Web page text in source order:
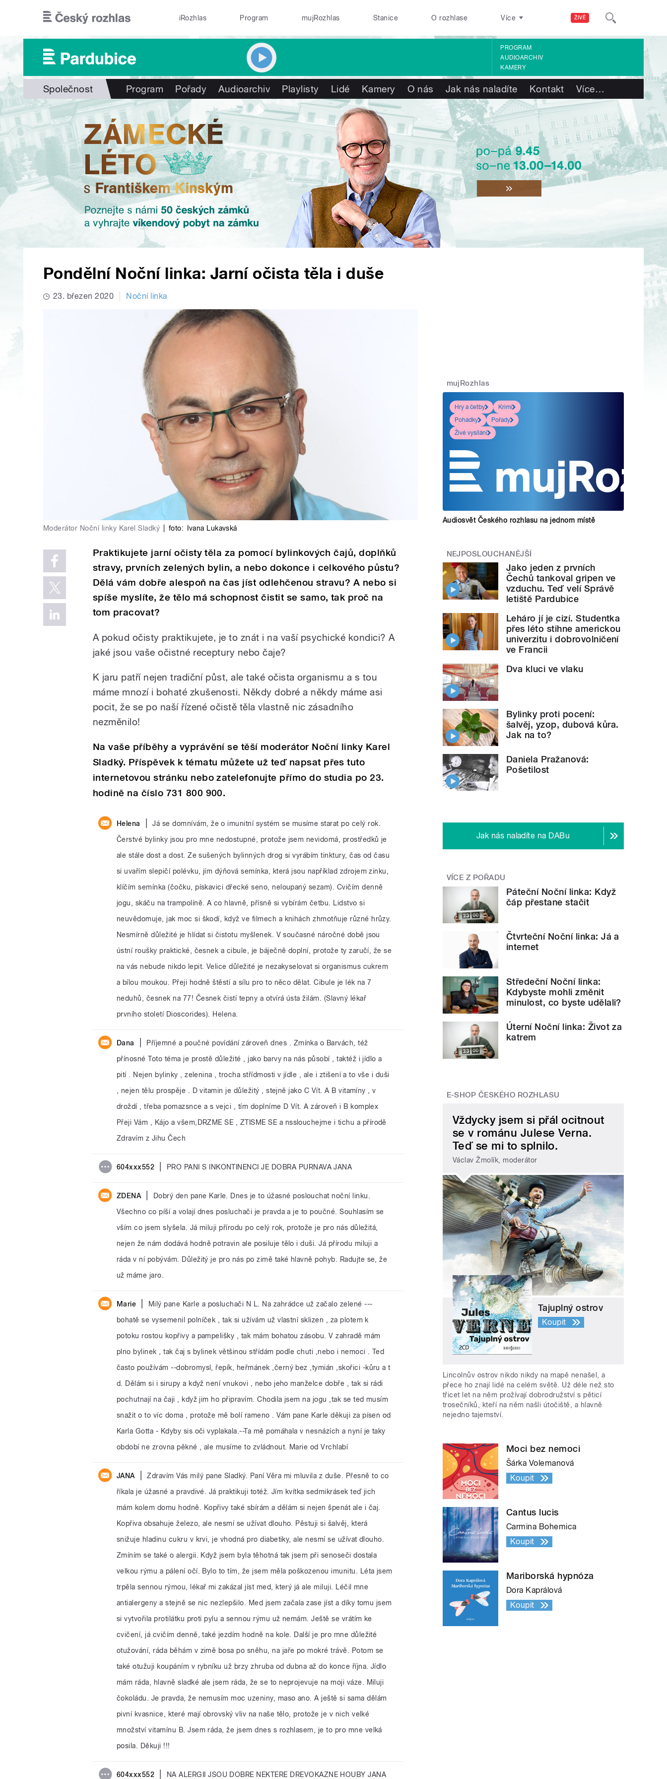
ŽIVĚ
iRozhlas Program mujRozhlas Stanice O rozhlase Více
PROGRAM
AUDIOARCHIV
KAMERY
Společnost Program Pořady Audioarchiv Playlisty Lidé Kamery O nás Jak nás naladíte Kontakt Více…
Pondělní Noční linka: Jarní očista těla i duše
23. březen 2020 Noční linka
Moderátor Noční linky Karel Sladký foto: Ivana Lukavská
Praktikujete jarní očisty těla za pomocí bylinkových čajů, doplňků
stravy, prvních zelených bylin, a nebo dokonce i celkového půstu?
Dělá vám dobře alespoň na čas jíst odlehčenou stravu? A nebo si
spíše myslíte, že tělo má schopnost čistit se samo, tak proč na
tom pracovat?
A pokud očisty praktikujete, je to znát i na vaší psychické kondici? A
jaké jsou vaše očistné receptury nebo čaje?
K jaru patří nejen tradiční půst, ale také očista organismu a s tou
máme mnozí i bohaté zkušenosti. Někdy dobré a někdy máme asi
pocit, že se po naší řízené očistě těla vlastně nic zásadního
nezměnilo!
Na vaše příběhy a vyprávění se těší moderátor Noční linky Karel
Sladký. Příspěvek k tématu můžete už teď napsat přes tuto
internetovou stránku nebo zatelefonujte přímo do studia po 23.
hodině na číslo 731 800 900.
Helena
Já se domnívám, že o imunitní systém se musíme starat po celý rok.
Čerstvé bylinky jsou pro mne nedostupné, protože jsem nevidomá, prostředků je
ale stále dost a dost. Ze sušených bylinných drog si vyrábím tinktury, čas od času
si uvařím slepičí polévku, jím dýňová semínka, která jsou například zdrojem zinku,
klíčím semínka (čočku, pískavici dřecké seno, neloupaný sezam). Cvičím denně
jogu, skáču na trampolíně. A co hlavně, přísně si vybírám četbu. Lidstvo si
neuvědomuje, jak moc si škodí, když ve filmech a knihách zhmotňuje různé hrůzy.
Nesmírně důležité je hlídat si čistotu myšlenek. V současné náročné době jsou
ústní roušky praktické, česnek a cibule, je báječně doplní, protože ty zaručí, že se
na vás nebude nikdo lepit. Velice důležité je nezakyselovat si organismus cukrem
a bílou moukou. Přeji hodně štěstí a sílu pro to něco dělat. Cibule je lék na 7
neduhů, česnek na 77! Česnek čistí tepny a otvírá ústa žilám. (Slavný lékař
prvního století Dioscorides). Helena.
Dana
Příjemné a poučné povídání zároveň dnes . Zmínka o Barvách, též
přínosné Toto téma je prostě důležité , jako barvy na nás působí , taktéž i jídlo a
pití . Nejen bylinky , zelenina , trocha střídmosti v jídle , ale i ztišení a to vše i duši
, nejen tělu prospěje . D vitamin je důležitý , stejně jako C Vít. A B vitamíny , v
droždí , třeba pomazsnce a s vejci , tím doplníme D Vít. A zároveň i B komplex
Přeji Vám , Kájo a všem,DRZME SE , ZTISME SE a nsslouchejme i tichu a přírodě
Zdravím z Jihu Čech
604xxx552 PRO PANI S INKONTINENCI JE DOBRA PURNAVA JANA
ZDENA
Dobrý den pane Karle. Dnes je to úžasné poslouchat noční linku.
Všechno co píší a volají dnes posluchači je pravda a je to poučné. Souhlasím se
vším co jsem slyšela. Já miluji přírodu po celý rok, protože je pro nás důležitá,
nejen že nám dodává hodně potravin ale posiluje tělo i duši. Já přírodu miluji a
ráda v ní pobývám. Důležitý je pro nás po zimě také hlavně pohyb. Radujte se, že
už máme jaro.
Marie
Milý pane Karle a posluchači N L. Na zahrádce už začalo zelené ---
bohatě se vysemenil polníček , tak si užívám už vlastní sklizen , za plotem k
potoku rostou kopřivy a pampelišky , tak mám bohatou zásobu. V zahradě mám
plno bylinek , tak čaj s bylinek většinou střídám podle chuti ,nebo i nemoci . Ted
často používám --dobromysl, řepík, heřmánek ,černý bez ,tymián ,skořici -kůru a t
d. Dělám si i sirupy a když není vnukovi , nebo jeho manželce dobře , tak si rádi
pochutnají na čaji , když jim ho připravím. Chodila jsem na jogu ,tak se ted musím
snažit o to víc doma , protože mě bolí rameno . Vám pane Karle děkuji za písen od
Karla Gotta - Kdyby sis oči vyplakala.--Ta mě pomáhala v nesnázích a nyní je taky
období ne zrovna pěkné , ale musíme to zvládnout. Marie od Vrchlabí
JANA
Zdravím Vás milý pane Sladký. Paní Věra mi mluvila z duše. Přesně to co
říkala je úžasné a pravdivé. Já praktikuji totéž. Jím kvítka sedmikrásek teď jich
mám kolem domu hodně. Kopřivy také sbírám a dělám si nejen špenát ale i čaj.
Kopřiva obsahuje železo, ale nesmí se užívat dlouho. Pěstuji si šalvěj, která
snižuje hladinu cukru v krvi, je vhodná pro diabetiky, ale nesmí se užívat dlouho.
Zmíním se také o alergii. Když jsem byla těhotná tak jsem při senoseči dostala
velkou rýmu a pálení očí. Bylo to tím, že jsem měla poškozenou imunitu. Léta jsem
trpěla sennou rýmou, lékař mi zakázal jíst med, který já ale miluji. Léčil mne
antialergeny a stejně se nic nezlepšilo. Med jsem začala zase jíst a díky tomu jsem
si vytvořila protilátku proti pylu a sennou rýmu už nemám. Ještě se vrátím ke
cvičení, já cvičím denně, také jezdím hodně na kole. Další je pro mne důležité
otužování, ráda běhám v zimě bosa po sněhu, na jaře po mokré trávě. Potom se
také otužuji koupáním v rybníku už brzy zhruba od dubna až do konce října. Jídlo
mám ráda, hlavně sladké ale jsem ráda, že se to neprojevuje na moji váze. Miluji
čokoládu. Je pravda, že nemusím moc uzeniny, maso ano. A ještě si sama dělám
pivní kvasnice, které mají obrovský vliv na naše tělo, protože je v nich velké
množství vitamínu B. Jsem ráda, že jsem dnes s rozhlasem, je to pro mne velká
posila. Děkuji !!!
604xxx552 NA ALERGII JSOU DOBRE NEKTERE DREVOKAZNE HOUBY JANA
mujRozhlas
Hry a četby
Krimi
Pohádky
Pořady
Živé vysílání
Audiosvět Českého rozhlasu na jednom místě
NEJPOSLOUCHANĚJŠÍ
Jako jeden z prvních
Čechů tankoval gripen ve
vzduchu. Teď velí Správě
letiště Pardubice
Leháro jí je cizí. Studentka
přes léto stihne americkou
univerzitu i dobrovolničení
ve Francii
Dva kluci ve vlaku
Bylinky proti pocení:
šalvěj, yzop, dubová kůra.
Jak na to?
Daniela Pražanová:
Pošetilost
Jak nás naladíte na DABu
VÍCE Z POŘADU
Páteční Noční linka: Když
čáp přestane stačit
Čtvrteční Noční linka: Já a
internet
Středeční Noční linka:
Kdybyste mohli změnit
minulost, co byste udělali?
Úterní Noční linka: Život za
katrem
E-SHOP ČESKÉHO ROZHLASU
Vždycky jsem si přál ocitnout
se v románu Julese Verna.
Teď se mi to splnilo.
Václav Žmolík, moderátor
Tajuplný ostrov
Koupit
Lincolnův ostrov nikdo nikdy na mapě nenašel, a
přece ho znají lidé na celém světě. Už déle než sto
třicet let na něm prožívají dobrodružství s pěticí
trosečníků, kteří na něm našli útočiště, a hlavně
nejedno tajemství.
Moci bez nemoci
Šárka Volemanová
Koupit
Cantus lucis
Carmina Bohemica
Koupit
Mariborská hypnóza
Dora Kaprálová
Koupit